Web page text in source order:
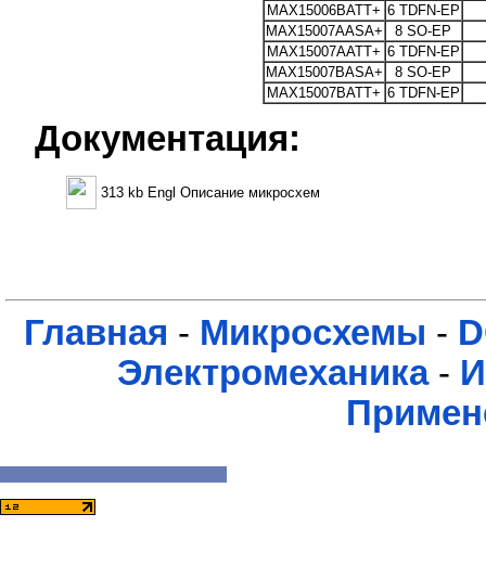
MAX15006BATT+ 6 TDFN-EP
MAX15007AASA+
8 SO-EP
MAX15007AATT+ 6 TDFN-EP
MAX15007BASA+
8 SO-EP
MAX15007BATT+ 6 TDFN-EP
Документация:
313 kb Engl Описание микросхем
Главная - Микросхемы -
Электромеханика-